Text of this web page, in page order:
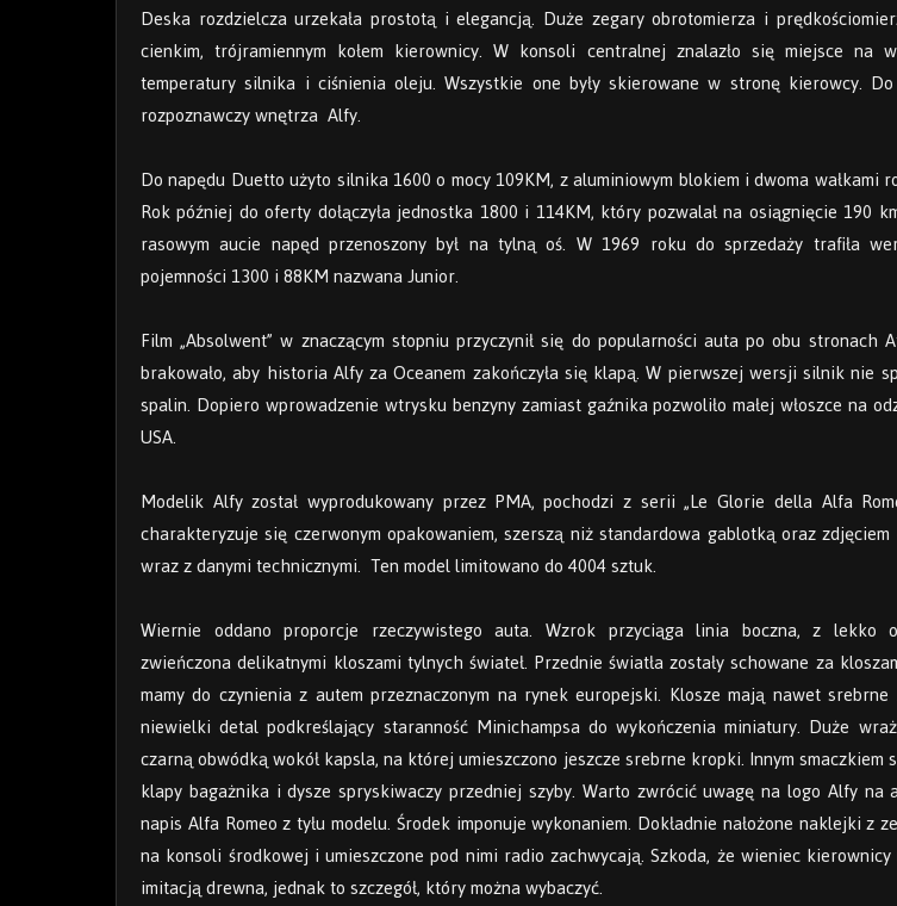
Deska rozdzielcza urzekała prostotą i elegancją. Duże zegary obrotomierza i
cienkim, trójramiennym kołem kierownicy. W konsoli centralnej znalazło się miejsce na
temperatury silnika i ciśnienia oleju. Wszystkie one były skierowane w stronę kierowcy.
rozpoznawczy wnętrza Alfy.
Do napędu Duetto użyto silnika 1600 o mocy 109KM, z aluminiowym blokiem i dwoma wałkami
Rok później do oferty dołączyła jednostka 1800 i 114KM, który pozwalał na osiągnięcie 190
rasowym aucie napęd przenoszony był na tylną oś. W 1969 roku do sprzedaży trafiła
pojemności 1300 i 88KM nazwana Junior.
Film „Absolwent” w znaczącym stopniu przyczynił się do popularności auta po obu stronach
brakowało, aby historia Alfy za Oceanem zakończyła się klapą. W pierwszej wersji silnik nie
spalin. Dopiero wprowadzenie wtrysku benzyny zamiast gaźnika pozwoliło małej włoszce na
USA.
Modelik Alfy został wyprodukowany przez PMA, pochodzi z serii „Le Glorie della Alfa
charakteryzuje się czerwonym opakowaniem, szerszą niż standardowa gablotką oraz
wraz z danymi technicznymi. Ten model limitowano do 4004 sztuk.
Wiernie oddano proporcje rzeczywistego auta. Wzrok przyciąga linia boczna, z lekko
zwieńczona delikatnymi kloszami tylnych świateł. Przednie światła zostały schowane za
mamy do czynienia z autem przeznaczonym na rynek europejski. Klosze mają nawet srebrne
niewielki detal podkreślający staranność Minichampsa do wykończenia miniatury. Duże
czarną obwódką wokół kapsla, na której umieszczono jeszcze srebrne kropki. Innym smaczkiem
klapy bagażnika i dysze spryskiwaczy przedniej szyby. Warto zwrócić uwagę na logo Alfy na
napis Alfa Romeo z tyłu modelu. Środek imponuje wykonaniem. Dokładnie nałożone naklejki z
na konsoli środkowej i umieszczone pod nimi radio zachwycają. Szkoda, że wieniec
imitacją drewna, jednak to szczegół, który można wybaczyć.